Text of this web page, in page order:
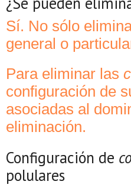
Sí. No sólo
general o
Para eliminar las
configuración de
asociadas al
eliminación.
Configuración de
polulares